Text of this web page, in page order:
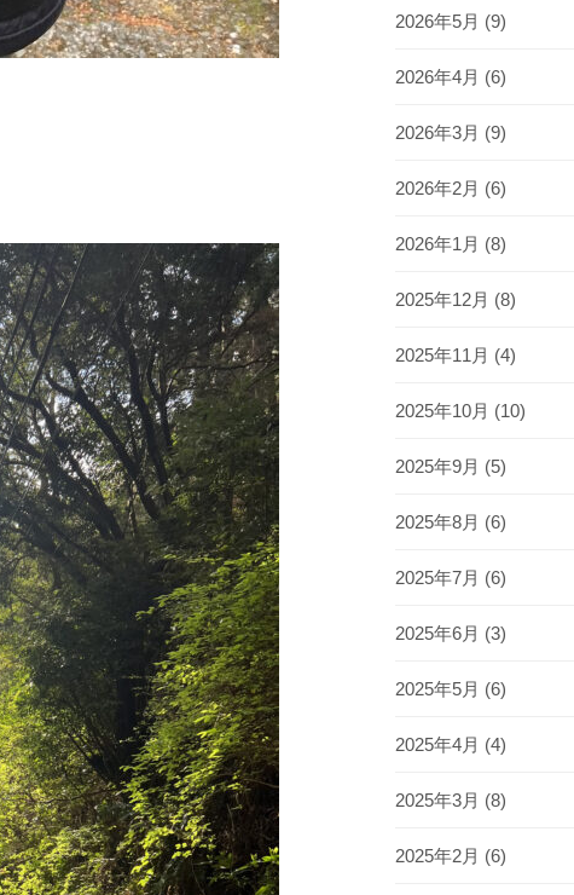
2026年5月 (9)
2026年4月 (6)
2026年3月 (9)
2026年2月 (6)
2026年1月 (8)
2025年12月 (8)
2025年11月 (4)
2025年10月 (10)
2025年9月 (5)
2025年8月 (6)
2025年7月 (6)
2025年6月 (3)
2025年5月 (6)
2025年4月 (4)
2025年3月 (8)
2025年2月 (6)